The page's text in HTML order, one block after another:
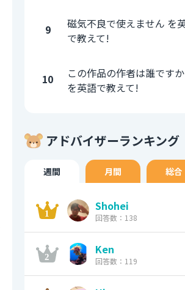
9
磁気不良で使えません を
で教えて!
10
この作品の作者は誰ですか
を英語で教えて!
アドバイザーランキング
週間 月間 総合
Shohei
回答数：138
Ken
回答数：119